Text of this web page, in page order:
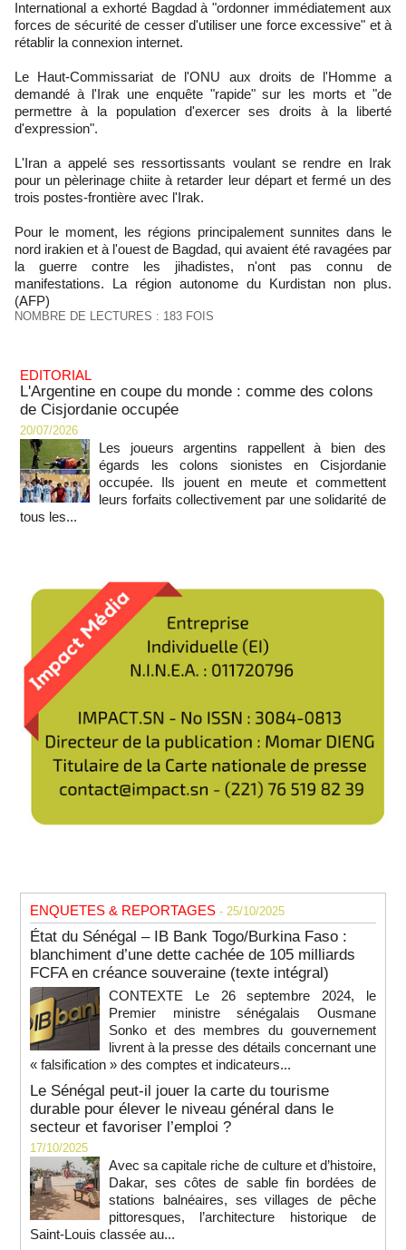
International a exhorté Bagdad à "ordonner immédiatement aux
forces de sécurité de cesser d'utiliser une force excessive" et à
rétablir la connexion internet.
Le Haut-Commissariat de l'ONU aux droits de l'Homme a
demandé à l'Irak une enquête "rapide" sur les morts et "de
permettre à la population d'exercer ses droits à la liberté
d'expression".
L'Iran a appelé ses ressortissants voulant se rendre en Irak
pour un pèlerinage chiite à retarder leur départ et fermé un des
trois postes-frontière avec l'Irak.
Pour le moment, les régions principalement sunnites dans le
nord irakien et à l'ouest de Bagdad, qui avaient été ravagées par
la guerre contre les jihadistes, n'ont pas connu de
manifestations. La région autonome du Kurdistan non plus.
(AFP)
NOMBRE DE LECTURES : 183 FOIS
EDITORIAL
L'Argentine en coupe du monde : comme des colons
de Cisjordanie occupée
20/07/2026
Les joueurs argentins rappellent à bien des
égards les colons sionistes en Cisjordanie
occupée. Ils jouent en meute et commettent
leurs forfaits collectivement par une solidarité de
tous les...
ENQUETES & REPORTAGES - 25/10/2025
État du Sénégal – IB Bank Togo/Burkina Faso :
blanchiment d’une dette cachée de 105 milliards
FCFA en créance souveraine (texte intégral)
CONTEXTE Le 26 septembre 2024, le
Premier ministre sénégalais Ousmane
Sonko et des membres du gouvernement
livrent à la presse des détails concernant une
« falsification » des comptes et indicateurs...
Le Sénégal peut-il jouer la carte du tourisme
durable pour élever le niveau général dans le
secteur et favoriser l’emploi ?
17/10/2025
Avec sa capitale riche de culture et d’histoire,
Dakar, ses côtes de sable fin bordées de
stations balnéaires, ses villages de pêche
pittoresques, l’architecture historique de
Saint-Louis classée au...